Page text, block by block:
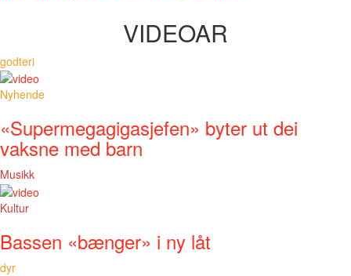
VIDEOAR
godteri
Nyhende
«Supermegagigasjefen» byter ut dei
vaksne med barn
Musikk
Kultur
Bassen «bænger» i ny låt
dyr